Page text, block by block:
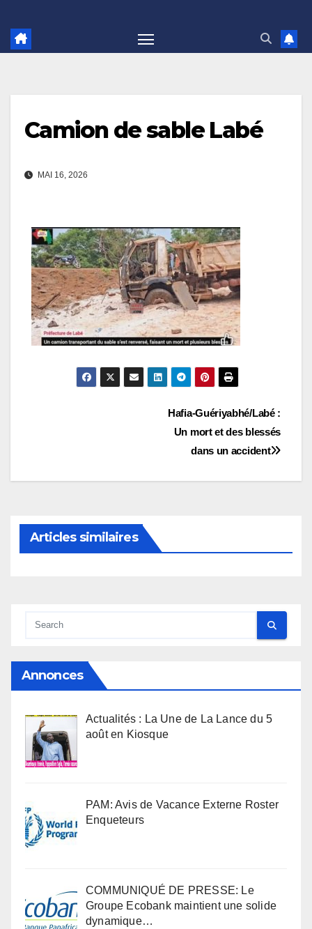
Camion de sable Labé
MAI 16, 2026
l’article
Hafia-Guériyabhé/Labé :
Un mort et des blessés
dans un accident
Articles similaires
Annonces
Actualités : La Une de La Lance du 5
août en Kiosque
PAM: Avis de Vacance Externe Roster
Enqueteurs
COMMUNIQUÉ DE PRESSE: Le
Groupe Ecobank maintient une solide
dynamique…